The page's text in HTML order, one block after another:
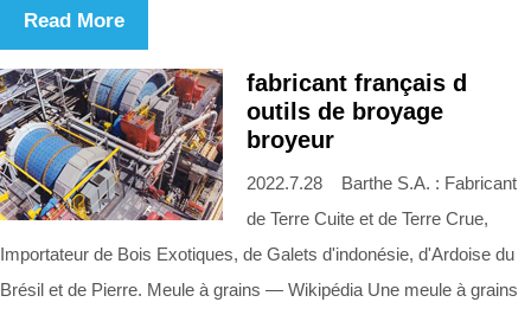
Read More
fabricant français d
outils de broyage
broyeur
2022.7.28 Barthe S.A. : Fabricant
de Terre Cuite et de Terre Crue,
Importateur de Bois Exotiques, de Galets d'indonésie, d'Ardoise du
Brésil et de Pierre. Meule à grains — Wikipédia Une meule à grains